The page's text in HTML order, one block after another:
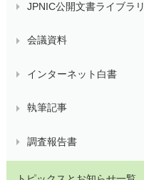
JPNIC公開文書ライブラリ
会議資料
インターネット白書
執筆記事
調査報告書